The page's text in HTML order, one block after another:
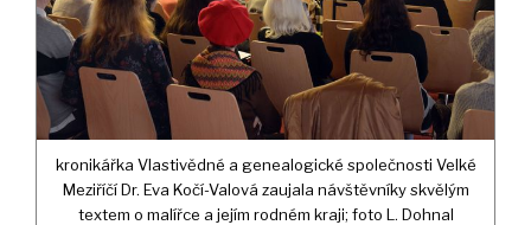
kronikářka Vlastivědné a genealogické společnosti Velké
Meziříčí Dr. Eva Kočí-Valová zaujala návštěvníky skvělým
textem o malířce a jejím rodném kraji; foto L. Dohnal